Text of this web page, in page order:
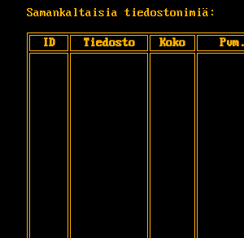
Samankaltaisia tiedostonimiä:
ID Tiedosto Koko Pvm.